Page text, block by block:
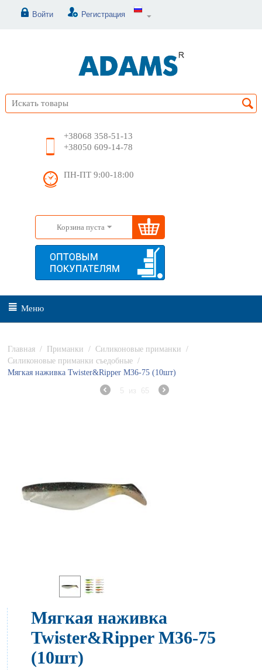
Войти Регистрация
+38068 358-51-13
+38050 609-14-78
ПН-ПТ 9:00-18:00
Корзина пуста
Меню
Главная / Приманки / Силиконовые приманки
/
Силиконовые приманки съедобные /
Мягкая наживка Twister&Ripper M36-75 (10шт)
5 из 65
Мягкая наживка
Twister&Ripper M36-75
(10шт)